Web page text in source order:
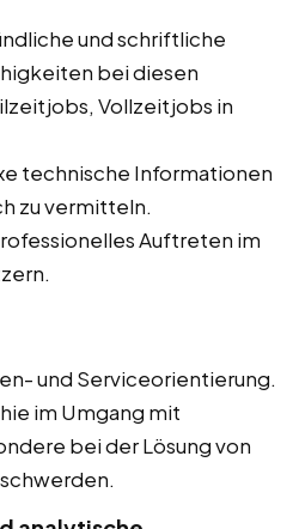
und schriftliche
bei diesen
Vollzeitjobs in
technische Informationen
zu vermitteln.
Auftreten im
und Serviceorientierung.
im Umgang mit
bei der Lösung von